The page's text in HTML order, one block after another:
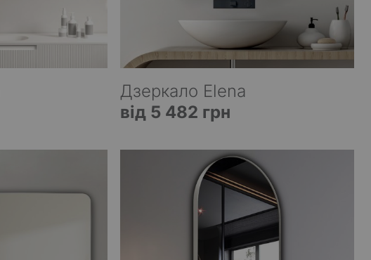
Дзеркало Elena
від 5 482 грн